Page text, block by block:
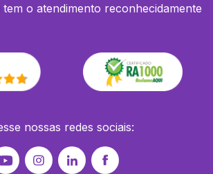
o atendimento reconhecidamente
nossas redes sociais: